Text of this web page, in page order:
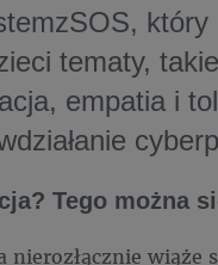
który
tematy,
empatia i
Tego można
nierozłącznie wiąże